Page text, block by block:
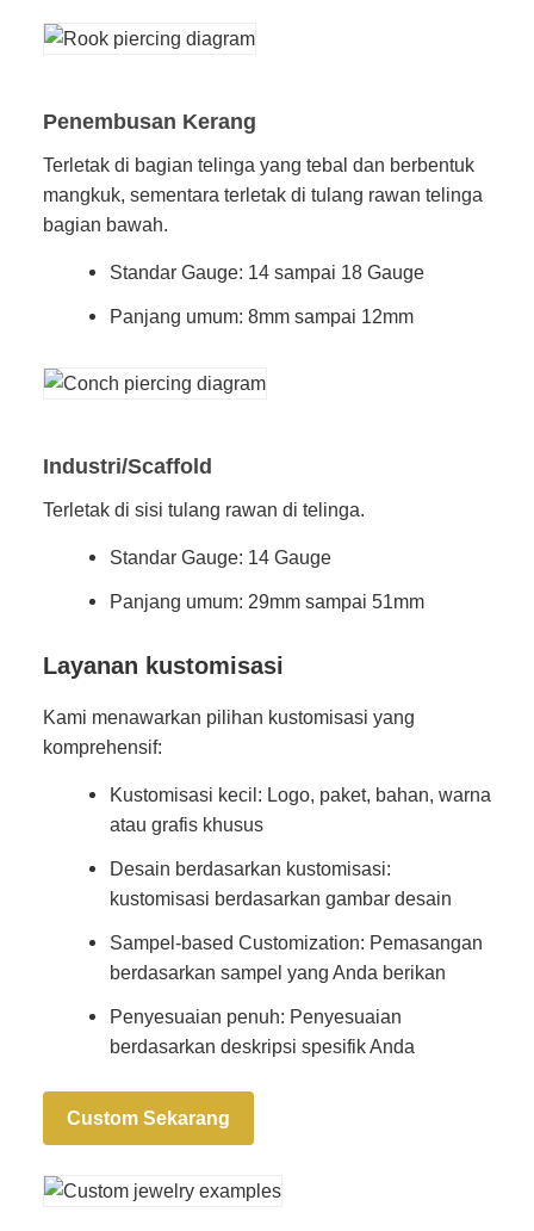
Penembusan Kerang
Terletak di bagian telinga yang tebal dan berbentuk
mangkuk, sementara terletak di tulang rawan telinga
bagian bawah.
Standar Gauge: 14 sampai 18 Gauge
Panjang umum: 8mm sampai 12mm
Industri/Scaffold
Terletak di sisi tulang rawan di telinga.
Standar Gauge: 14 Gauge
Panjang umum: 29mm sampai 51mm
Layanan kustomisasi
Kami menawarkan pilihan kustomisasi yang
komprehensif:
Kustomisasi kecil: Logo, paket, bahan, warna
atau grafis khusus
Desain berdasarkan kustomisasi:
kustomisasi berdasarkan gambar desain
Sampel-based Customization: Pemasangan
berdasarkan sampel yang Anda berikan
Penyesuaian penuh: Penyesuaian
berdasarkan deskripsi spesifik Anda
Custom Sekarang